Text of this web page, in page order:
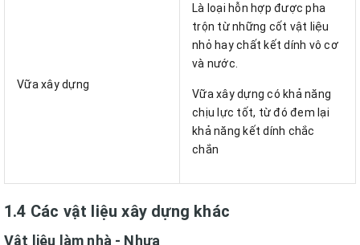
Vữa xây dựng
Là loại hỗn hợp được pha
trộn từ những cốt vật liệu
nhỏ hay chất kết dính vô cơ
và nước.
Vữa xây dựng có khả năng
chịu lực tốt, từ đó đem lại
khả năng kết dính chắc
chắn
1.4 Các vật liệu xây dựng khác
Vật liệu làm nhà - Nhựa